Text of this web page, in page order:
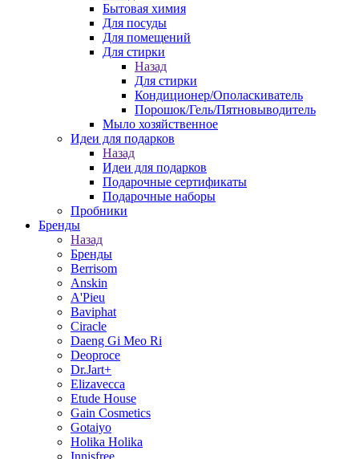
Бытовая химия
Для посуды
Для помещений
Для стирки
Назад
Для стирки
Кондиционер/Ополаскиватель
Порошок/Гель/Пятновыводитель
Мыло хозяйственное
Идеи для подарков
Назад
Идеи для подарков
Подарочные сертификаты
Подарочные наборы
Пробники
Бренды
Назад
Бренды
Berrisom
Anskin
A'Pieu
Baviphat
Ciracle
Daeng Gi Meo Ri
Deoproce
Dr.Jart+
Elizavecca
Etude House
Gain Cosmetics
Gotaiyo
Holika Holika
Innisfree